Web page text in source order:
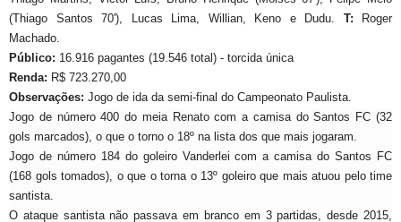
(Thiago Santos 70'), Lucas Lima, Willian, Keno e Dudu. T: Roger
Machado.
Público: 16.916 pagantes (19.546 total) - torcida única
Renda: R$ 723.270,00
Observações: Jogo de ida da semi-final do Campeonato Paulista.
Jogo de número 400 do meia Renato com a camisa do Santos FC (32
gols marcados), o que o torno o 18º na lista dos que mais jogaram.
Jogo de número 184 do goleiro Vanderlei com a camisa do Santos FC
(168 gols tomados), o que o torna o 13º goleiro que mais atuou pelo time
santista.
O ataque santista não passava em branco em 3 partidas, desde 2015,